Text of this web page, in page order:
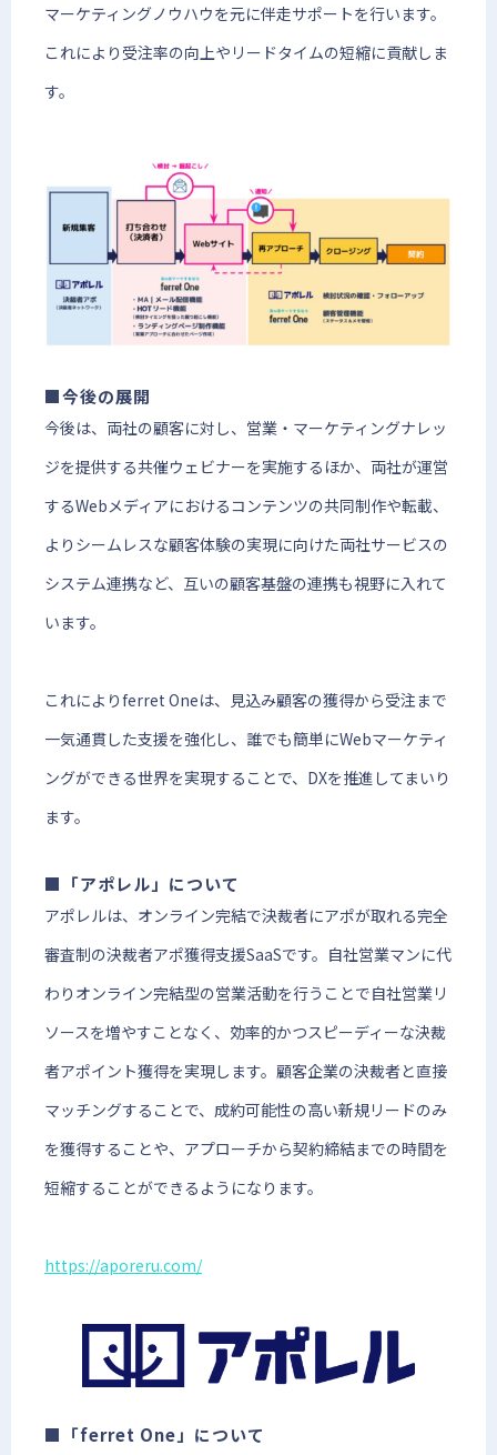
マーケティングノウハウを元に伴走サポートを行います。
これにより受注率の向上やリードタイムの短縮に貢献しま
す。
■今後の展開
今後は、両社の顧客に対し、営業・マーケティングナレッ
ジを提供する共催ウェビナーを実施するほか、両社が運営
するWebメディアにおけるコンテンツの共同制作や転載、
よりシームレスな顧客体験の実現に向けた両社サービスの
システム連携など、互いの顧客基盤の連携も視野に入れて
います。
これによりferret Oneは、見込み顧客の獲得から受注まで
一気通貫した支援を強化し、誰でも簡単にWebマーケティ
ングができる世界を実現することで、DXを推進してまいり
ます。
■「アポレル」について
アポレルは、オンライン完結で決裁者にアポが取れる完全
審査制の決裁者アポ獲得支援SaaSです。自社営業マンに代
わりオンライン完結型の営業活動を行うことで自社営業リ
ソースを増やすことなく、効率的かつスピーディーな決裁
者アポイント獲得を実現します。顧客企業の決裁者と直接
マッチングすることで、成約可能性の高い新規リードのみ
を獲得することや、アプローチから契約締結までの時間を
短縮することができるようになります。
https://aporeru.com/
■「ferret One」について